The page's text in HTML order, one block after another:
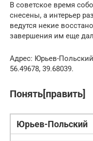
В советское время
снесены, а интерьер
ведутся некие
завершения им еще
Адрес: Юрьев-
56.49678, 39.68039.
Понять[править]
Юрьев-Польский